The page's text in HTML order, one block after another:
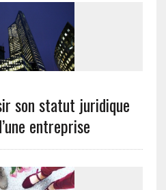
son statut juridique
entreprise